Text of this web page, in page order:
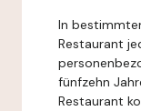
In
Restaurant
fünfzehn
Restaurant